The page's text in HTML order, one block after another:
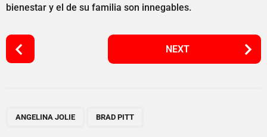
bienestar y el de su familia son innegables.
P
o
NEXT
ANGELINA JOLIE BRAD PITT